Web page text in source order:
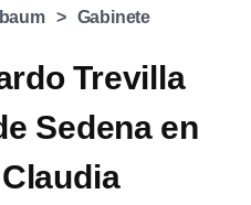
Gabinete
Trevilla
Sedena en